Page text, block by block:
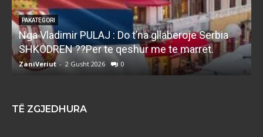
PAKATEGORI
Nga Vladimir PULAJ : Do t’na gllaberoje Serbia
SHKODREN ??Per te qeshur me te marret.
ZaniVeriut - 2 Gusht 2026 0
TË ZGJEDHURA